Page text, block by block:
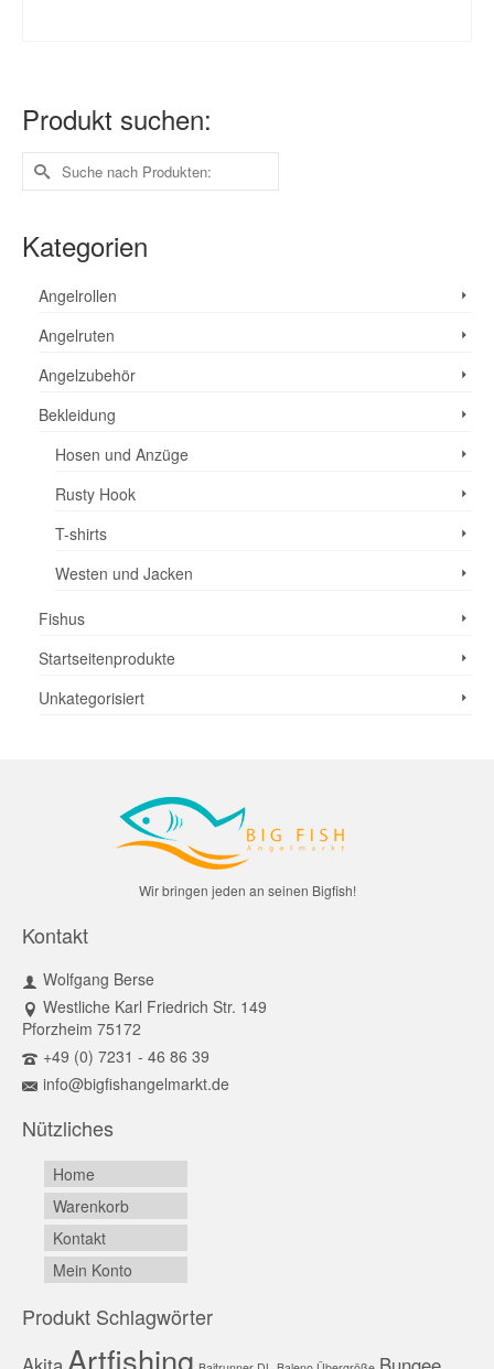
Produkt suchen:
Suche
nach:
Kategorien
Angelrollen
Angelruten
Angelzubehör
Bekleidung
Hosen und Anzüge
Rusty Hook
T-shirts
Westen und Jacken
Fishus
Startseitenprodukte
Unkategorisiert
Wir bringen jeden an seinen Bigfish!
Kontakt
Wolfgang Berse
Westliche Karl Friedrich Str. 149
Pforzheim 75172
+49 (0) 7231 - 46 86 39
info@bigfishangelmarkt.de
Nützliches
Home
Warenkorb
Kontakt
Mein Konto
Produkt Schlagwörter
Artfishing